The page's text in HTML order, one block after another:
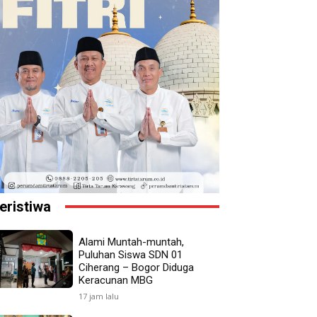
Alami Muntah-muntah,
Puluhan Siswa SDN 01
Ciherang – Bogor Diduga
Keracunan MBG
17 jam lalu